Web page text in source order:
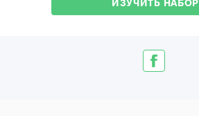
ИЗУЧИТЬ НАБОР